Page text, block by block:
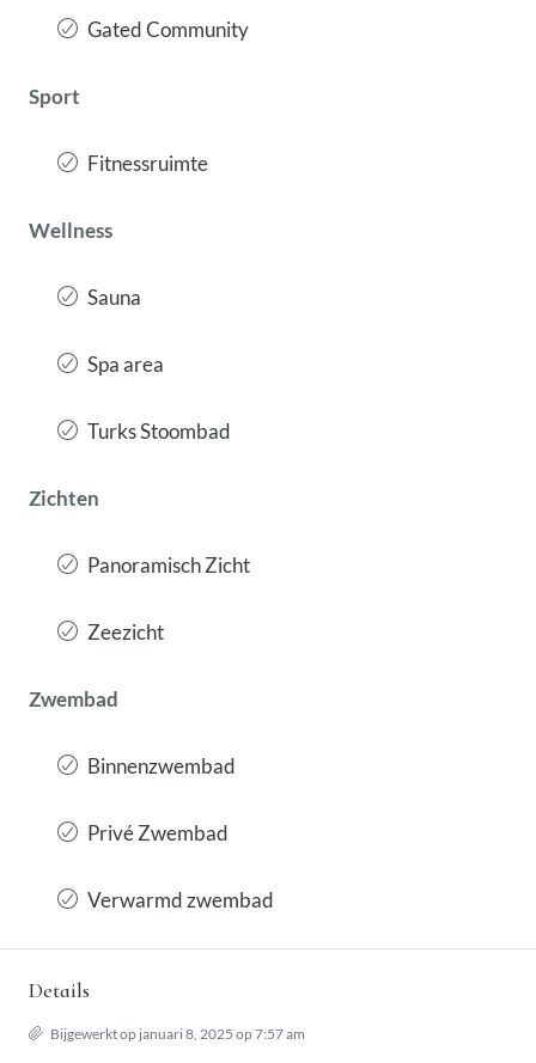
Gated Community
Sport
Fitnessruimte
Wellness
Sauna
Spa area
Turks Stoombad
Zichten
Panoramisch Zicht
Zeezicht
Zwembad
Binnenzwembad
Privé Zwembad
Verwarmd zwembad
Details
Bijgewerkt op januari 8, 2025 op 7:57 am